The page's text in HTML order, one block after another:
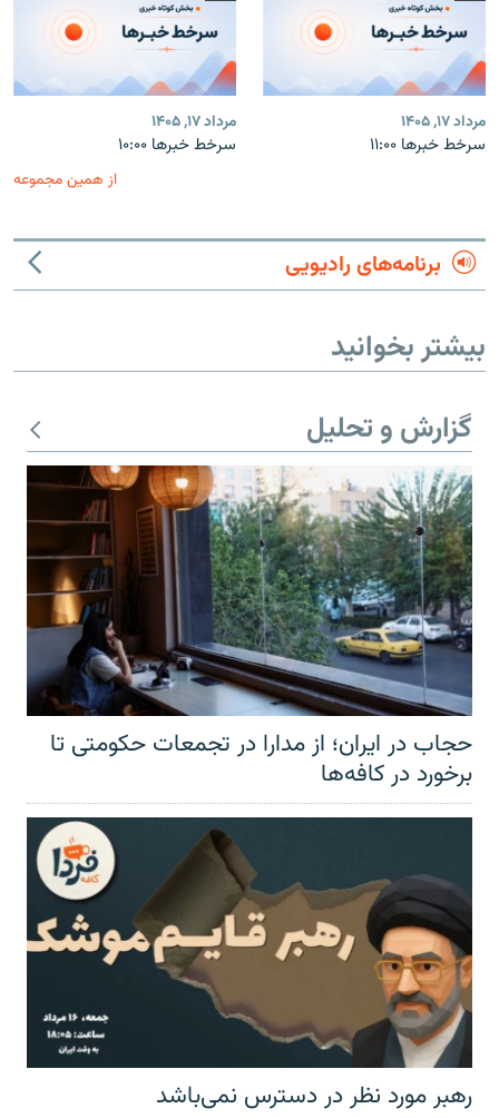
مرداد ۱۷, ۱۴۰۵
سرخط خبرها ۱۱:۰۰
مرداد ۱۷, ۱۴۰۵
سرخط خبرها ۱۰:۰۰
از همین مجموعه
برنامه‌های رادیویی
بیشتر بخوانید
گزارش و تحلیل
حجاب در ایران؛ از مدارا در تجمعات حکومتی تا
برخورد در کافه‌ها
رهبر مورد نظر در دسترس نمی‌باشد